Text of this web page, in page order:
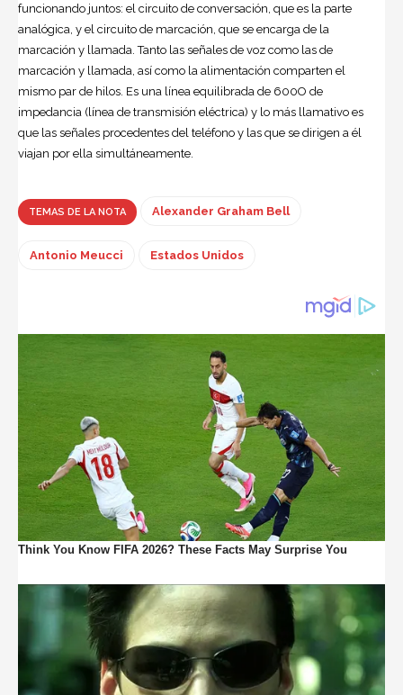
funcionando juntos: el circuito de conversación, que es la parte
analógica, y el circuito de marcación, que se encarga de la
marcación y llamada. Tanto las señales de voz como las de
marcación y llamada, así como la alimentación comparten el
mismo par de hilos. Es una línea equilibrada de 600O de
impedancia (línea de transmisión eléctrica) y lo más llamativo es
que las señales procedentes del teléfono y las que se dirigen a él
viajan por ella simultáneamente.
TEMAS DE LA NOTA Alexander Graham Bell
Antonio Meucci Estados Unidos